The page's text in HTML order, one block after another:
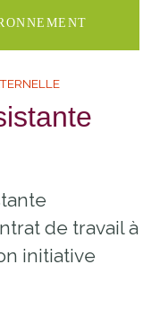
de travail à
initiative